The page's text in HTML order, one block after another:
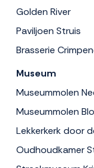
Golden River
Paviljoen Struis
Brasserie
Museum
Museummolen
Museummolen
Lekkerkerk door
Oudhoudkamer